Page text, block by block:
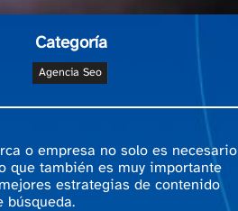
Categoría
Agencia Seo
o empresa no solo es necesario
que también es muy importante
estrategias de contenido
búsqueda.